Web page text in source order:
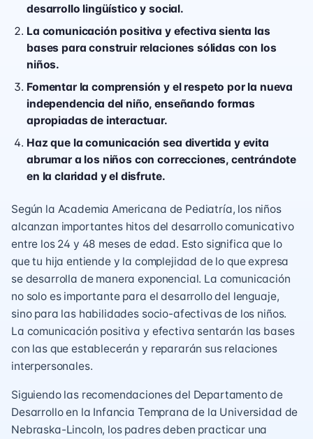
desarrollo lingüístico y social.
La comunicación positiva y efectiva sienta las
bases para construir relaciones sólidas con los
niños.
Fomentar la comprensión y el respeto por la nueva
independencia del niño, enseñando formas
apropiadas de interactuar.
Haz que la comunicación sea divertida y evita
abrumar a los niños con correcciones, centrándote
en la claridad y el disfrute.
Según la Academia Americana de Pediatría, los niños
alcanzan importantes hitos del desarrollo comunicativo
entre los 24 y 48 meses de edad. Esto significa que lo
que tu hija entiende y la complejidad de lo que expresa
se desarrolla de manera exponencial. La comunicación
no solo es importante para el desarrollo del lenguaje,
sino para las habilidades socio-afectivas de los niños.
La comunicación positiva y efectiva sentarán las bases
con las que establecerán y repararán sus relaciones
interpersonales.
Siguiendo las recomendaciones del Departamento de
Desarrollo en la Infancia Temprana de la Universidad de
Nebraska-Lincoln, los padres deben practicar una